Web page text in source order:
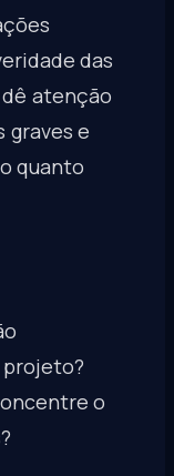
das
atenção
graves e
quanto
o